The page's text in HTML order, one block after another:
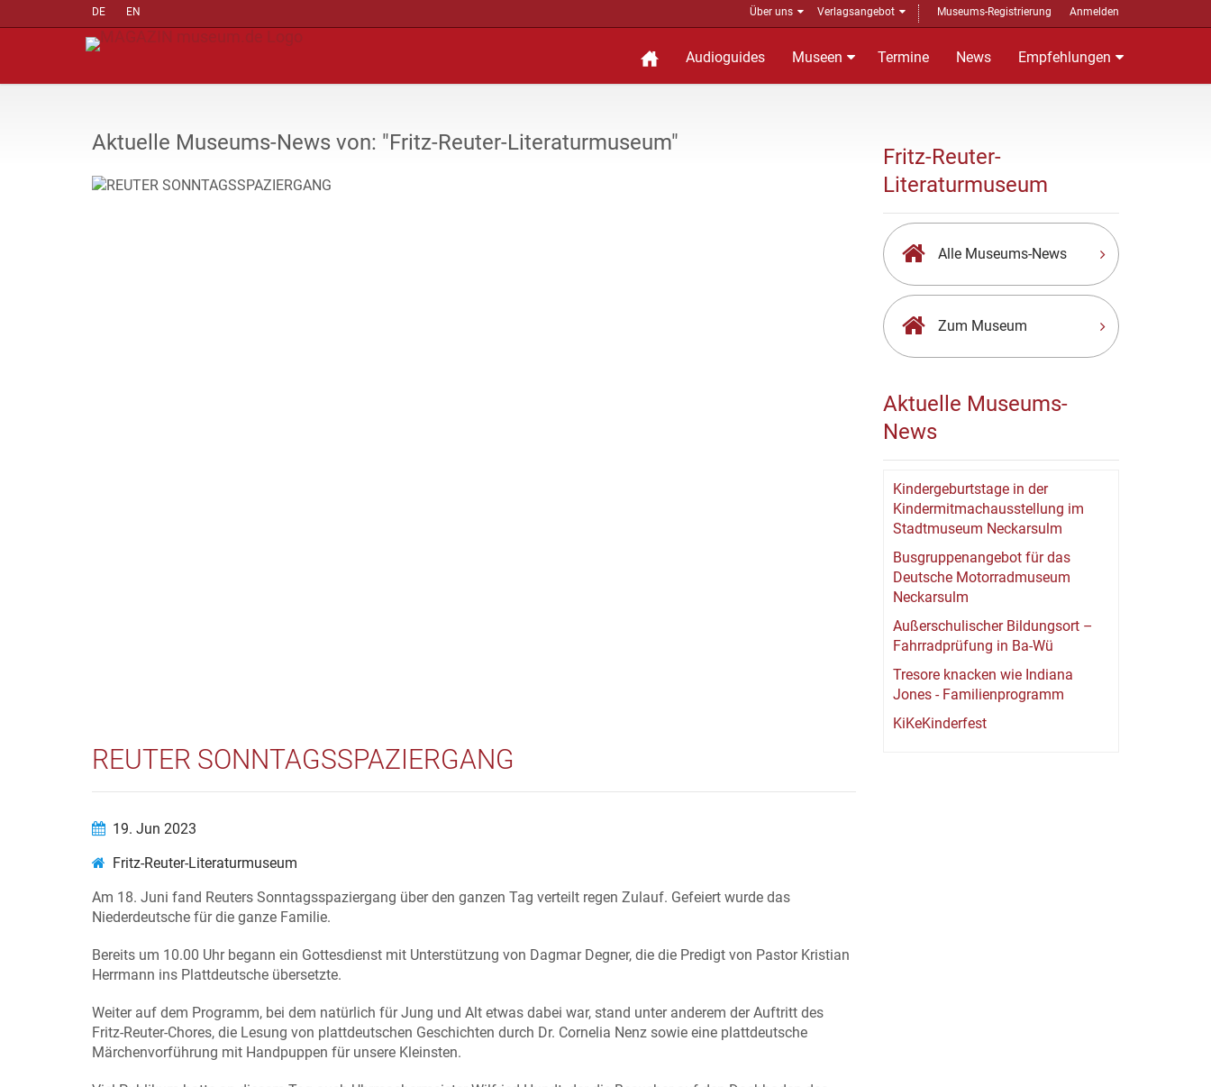
DE EN Über uns Verlagsangebot Museums-Registrierung Anmelden
Audioguides Museen Termine News Empfehlungen
Aktuelle Museums-News von: "Fritz-Reuter-Literaturmuseum"
REUTER SONNTAGSSPAZIERGANG
19. Jun 2023
Fritz-Reuter-Literaturmuseum
Am 18. Juni fand Reuters Sonntagsspaziergang über den ganzen Tag verteilt regen Zulauf. Gefeiert wurde das
Niederdeutsche für die ganze Familie.
Bereits um 10.00 Uhr begann ein Gottesdienst mit Unterstützung von Dagmar Degner, die die Predigt von Pastor Kristian
Herrmann ins Plattdeutsche übersetzte.
Weiter auf dem Programm, bei dem natürlich für Jung und Alt etwas dabei war, stand unter anderem der Auftritt des
Fritz-Reuter-Chores, die Lesung von plattdeutschen Geschichten durch Dr. Cornelia Nenz sowie eine plattdeutsche
Märchenvorführung mit Handpuppen für unsere Kleinsten.
Fritz-Reuter-
Literaturmuseum
Alle Museums-News
Zum Museum
Aktuelle Museums-
News
Kindergeburtstage in der
Kindermitmachausstellung im
Stadtmuseum Neckarsulm
Busgruppenangebot für das
Deutsche Motorradmuseum
Neckarsulm
Außerschulischer Bildungsort –
Fahrradprüfung in Ba-Wü
Tresore knacken wie Indiana
Jones - Familienprogramm
KiKeKinderfest